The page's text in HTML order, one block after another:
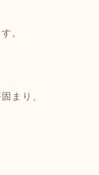
。
まり、